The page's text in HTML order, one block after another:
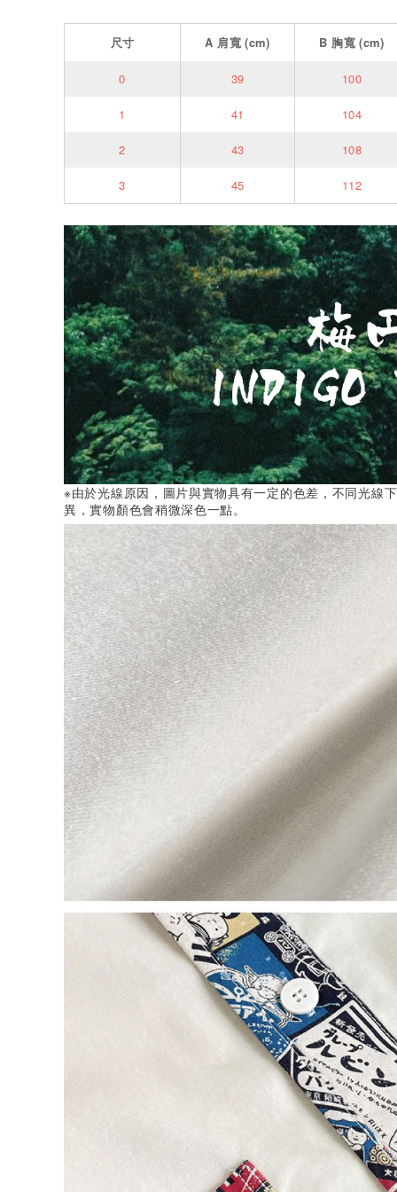
尺寸 A 肩寬(cm) B 胸寬(cm)
0 39 100
1 41 104
2 43 108
3 45 112
※由於光線原因，圖片與實物具有一定的色差，不同光線
異，實物顏色會稍微深色一點。